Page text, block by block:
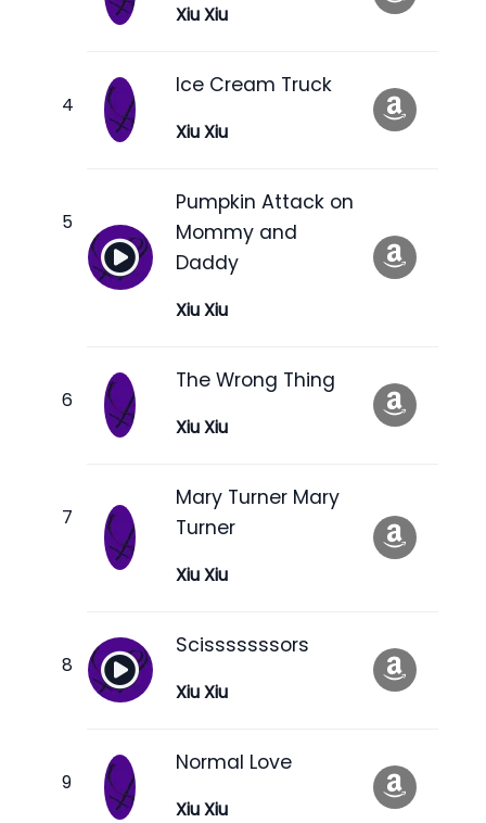
Xiu Xiu
Ice Cream Truck
Xiu Xiu
Pumpkin Attack on
Mommy and
Daddy
Xiu Xiu
The Wrong Thing
Xiu Xiu
Mary Turner Mary
Turner
Xiu Xiu
Scisssssssors
Xiu Xiu
Normal Love
Xiu Xiu